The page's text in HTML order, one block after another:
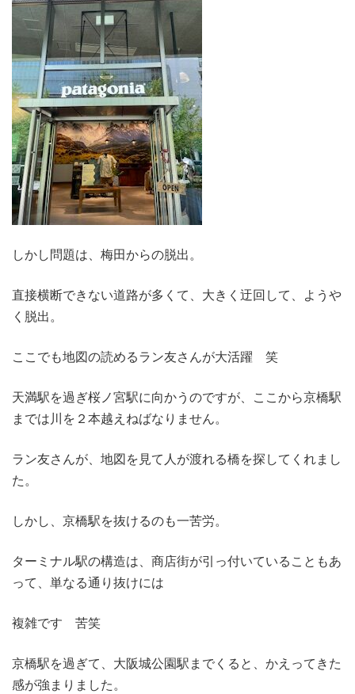
しかし問題は、梅田からの脱出。
直接横断できない道路が多くて、大きく迂回して、ようや
く脱出。
ここでも地図の読めるラン友さんが大活躍 笑
天満駅を過ぎ桜ノ宮駅に向かうのですが、ここから京橋駅
までは川を２本越えねばなりません。
ラン友さんが、地図を見て人が渡れる橋を探してくれまし
た。
しかし、京橋駅を抜けるのも一苦労。
ターミナル駅の構造は、商店街が引っ付いていることもあ
って、単なる通り抜けには
複雑です 苦笑
京橋駅を過ぎて、大阪城公園駅までくると、かえってきた
感が強まりました。